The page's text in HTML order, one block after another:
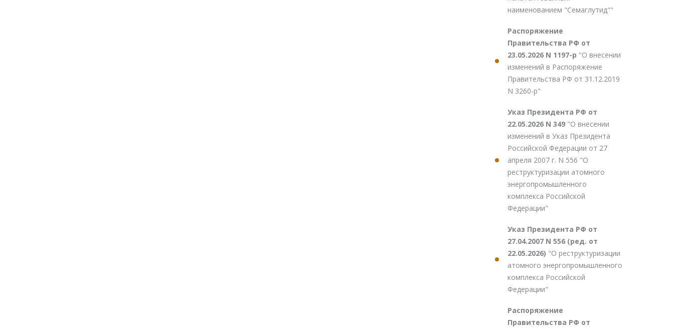
наименованием "Семаглутид""
Распоряжение
Правительства РФ от
23.05.2026 N 1197-р "О внесении
изменений в Распоряжение
Правительства РФ от 31.12.2019
N 3260-р"
Указ Президента РФ от
22.05.2026 N 349 "О внесении
изменений в Указ Президента
Российской Федерации от 27
апреля 2007 г. N 556 "О
реструктуризации атомного
энергопромышленного
комплекса Российской
Федерации"
Указ Президента РФ от
27.04.2007 N 556 (ред. от
22.05.2026) "О реструктуризации
атомного энергопромышленного
комплекса Российской
Федерации"
Распоряжение
Правительства РФ от